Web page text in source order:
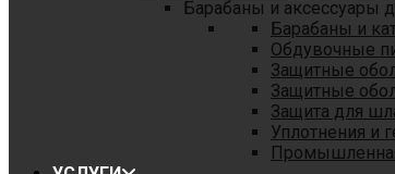
Барабаны и
Барабаны и
Обдувочные
Защитные
Защитные
Защита для
Уплотнения и